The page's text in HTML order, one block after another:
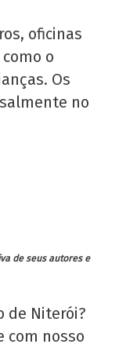
oficinas
o
Os
no
de seus autores e
de Niterói?
com nosso